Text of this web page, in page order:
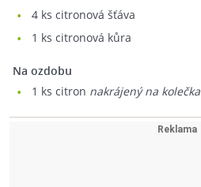
4 ks citronová šťáva
1 ks citronová kůra
Na ozdobu
1 ks citron nakrájený na kolečka